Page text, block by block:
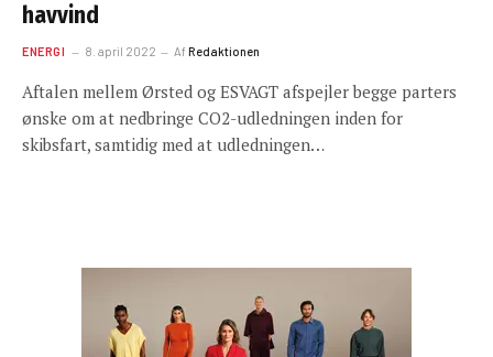
havvind
ENERGI 8. april 2022 AfRedaktionen
Aftalen mellem Ørsted og ESVAGT afspejler begge parters
ønske om at nedbringe CO2-udledningen inden for
skibsfart, samtidig med at udledningen…